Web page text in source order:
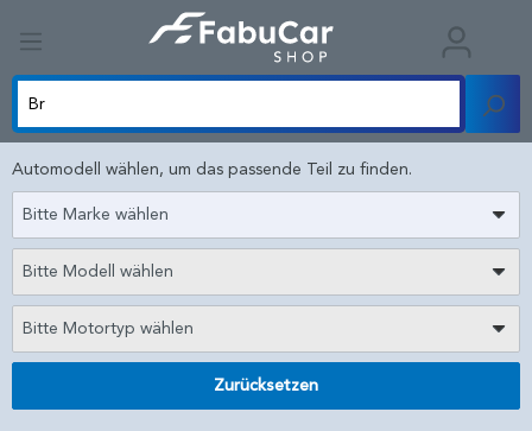
Automodell wählen, um das passende Teil zu finden.
Bitte Marke wählen
Bitte Modell wählen
Bitte Motortyp wählen
Zurücksetzen